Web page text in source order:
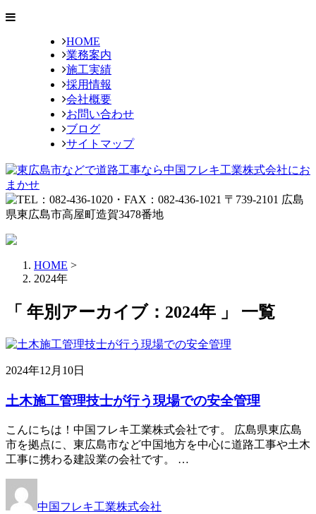
HOME
業務案内
施工実績
採用情報
会社概要
お問い合わせ
ブログ
サイトマップ
HOME >
2024年
「 年別アーカイブ：2024年 」 一覧
2024年12月10日
土木施工管理技士が行う現場での安全管理
こんにちは！中国フレキ工業株式会社です。 広島県東広島
市を拠点に、東広島市など中国地方を中心に道路工事や土木
工事に携わる建設業の会社です。 …
中国フレキ工業株式会社